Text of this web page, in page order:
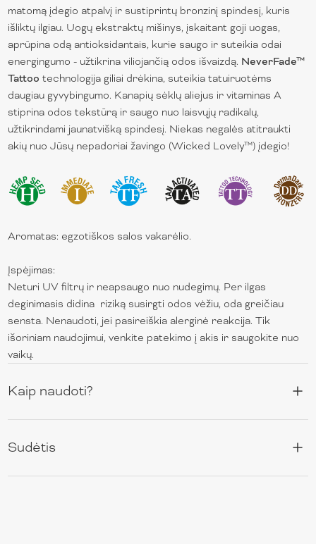
matomą įdegio atpalvį ir sustiprintų bronzinį spindesį, kuris
išliktų ilgiau. Uogų ekstraktų mišinys, įskaitant goji uogas,
aprūpina odą antioksidantais, kurie saugo ir suteikia odai
energingumo - užtikrina viliojančią odos išvaizdą. NeverFade™
Tattoo technologija giliai drėkina, suteikia tatuiruotėms
daugiau gyvybingumo. Kanapių sėklų aliejus ir vitaminas A
stiprina odos tekstūrą ir saugo nuo laisvųjų radikalų,
užtikrindami jaunatvišką spindesį. Niekas negalės atitraukti
akių nuo Jūsų nepadoriai žavingo (Wicked Lovely™) įdegio!
Aromatas: egzotiškos salos vakarėlio.
Įspėjimas:
Neturi UV filtrų ir neapsaugo nuo nudegimų. Per ilgas
deginimasis didina riziką susirgti odos vėžiu, oda greičiau
sensta. Nenaudoti, jei pasireiškia alerginė reakcija. Tik
išoriniam naudojimui, venkite patekimo į akis ir saugokite nuo
vaikų.
Kaip naudoti?
Sudėtis